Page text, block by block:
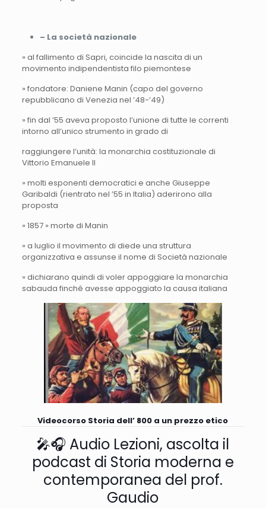
– La società nazionale
» al fallimento di Sapri, coincide la nascita di un
movimento indipendentista filo piemontese
» fondatore: Daniene Manin (capo del governo
repubblicano di Venezia nel ’48-’49)
» fin dal ’55 aveva proposto l’unione di tutte le correnti
intorno all’unico strumento in grado di
raggiungere l’unità: la monarchia costituzionale di
Vittorio Emanuele II
» molti esponenti democratici e anche Giuseppe
Garibaldi (rientrato nel ’55 in Italia) aderirono alla
proposta
» 1857 » morte di Manin
» a luglio il movimento di diede una struttura
organizzativa e assunse il nome di Società nazionale
» dichiarano quindi di voler appoggiare la monarchia
sabauda finché avesse appoggiato la causa italiana
Videocorso Storia dell’ 800 a un prezzo etico
🎤🎧 Audio Lezioni, ascolta il
podcast di Storia moderna e
contemporanea del prof.
Gaudio